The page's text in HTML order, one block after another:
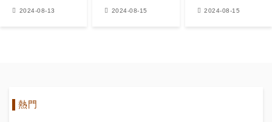
2024-08-13 2024-08-15 2024-08-15
熱門